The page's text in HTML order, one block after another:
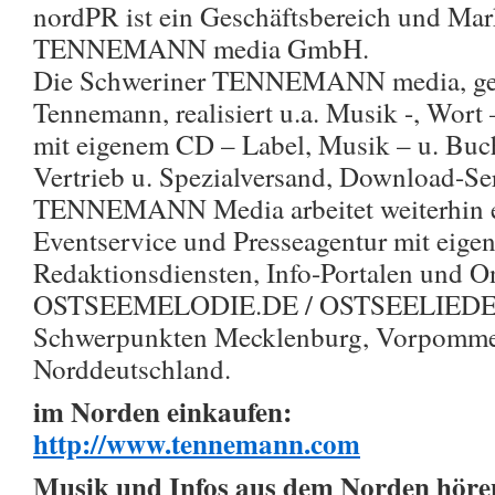
nordPR ist ein Geschäftsbereich und
TENNEMANN media GmbH.
Die Schweriner TENNEMANN media,
Tennemann, realisiert u.a. Musik -,
mit eigenem CD – Label, Musik – u.
Vertrieb u. Spezialversand, Download-
TENNEMANN Media arbeitet weiterhin
Eventservice und Presseagentur mit
Redaktionsdiensten, Info-Portalen und
OSTSEEMELODIE.DE /
Schwerpunkten Mecklenburg,
Norddeutschland.
im Norden einkaufen:
http://www.tennemann.com
Musik und Infos aus dem Norden